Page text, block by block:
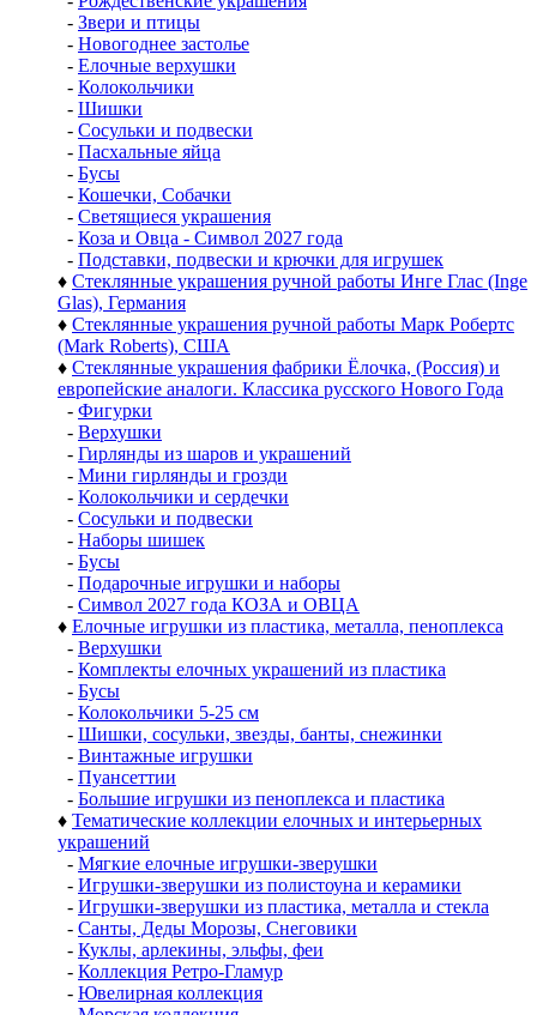
- Звери и птицы
- Новогоднее застолье
- Елочные верхушки
- Колокольчики
- Шишки
- Сосульки и подвески
- Пасхальные яйца
- Бусы
- Кошечки, Собачки
- Светящиеся украшения
- Коза и Овца - Символ 2027 года
- Подставки, подвески и крючки для игрушек
♦ Стеклянные украшения ручной работы Инге Глас (Inge
Glas), Германия
♦ Стеклянные украшения ручной работы Марк Робертс
(Mark Roberts), США
♦ Стеклянные украшения фабрики Ёлочка, (Россия) и
европейские аналоги. Классика русского Нового Года
- Фигурки
- Верхушки
- Гирлянды из шаров и украшений
- Мини гирлянды и грозди
- Колокольчики и сердечки
- Сосульки и подвески
- Наборы шишек
- Бусы
- Подарочные игрушки и наборы
- Символ 2027 года КОЗА и ОВЦА
♦ Елочные игрушки из пластика, металла, пеноплекса
- Верхушки
- Комплекты елочных украшений из пластика
- Бусы
- Колокольчики 5-25 см
- Шишки, сосульки, звезды, банты, снежинки
- Винтажные игрушки
- Пуансеттии
- Большие игрушки из пеноплекса и пластика
♦ Тематические коллекции елочных и интерьерных
украшений
- Мягкие елочные игрушки-зверушки
- Игрушки-зверушки из полистоуна и керамики
- Игрушки-зверушки из пластика, металла и стекла
- Санты, Деды Морозы, Снеговики
- Куклы, арлекины, эльфы, феи
- Коллекция Ретро-Гламур
- Ювелирная коллекция